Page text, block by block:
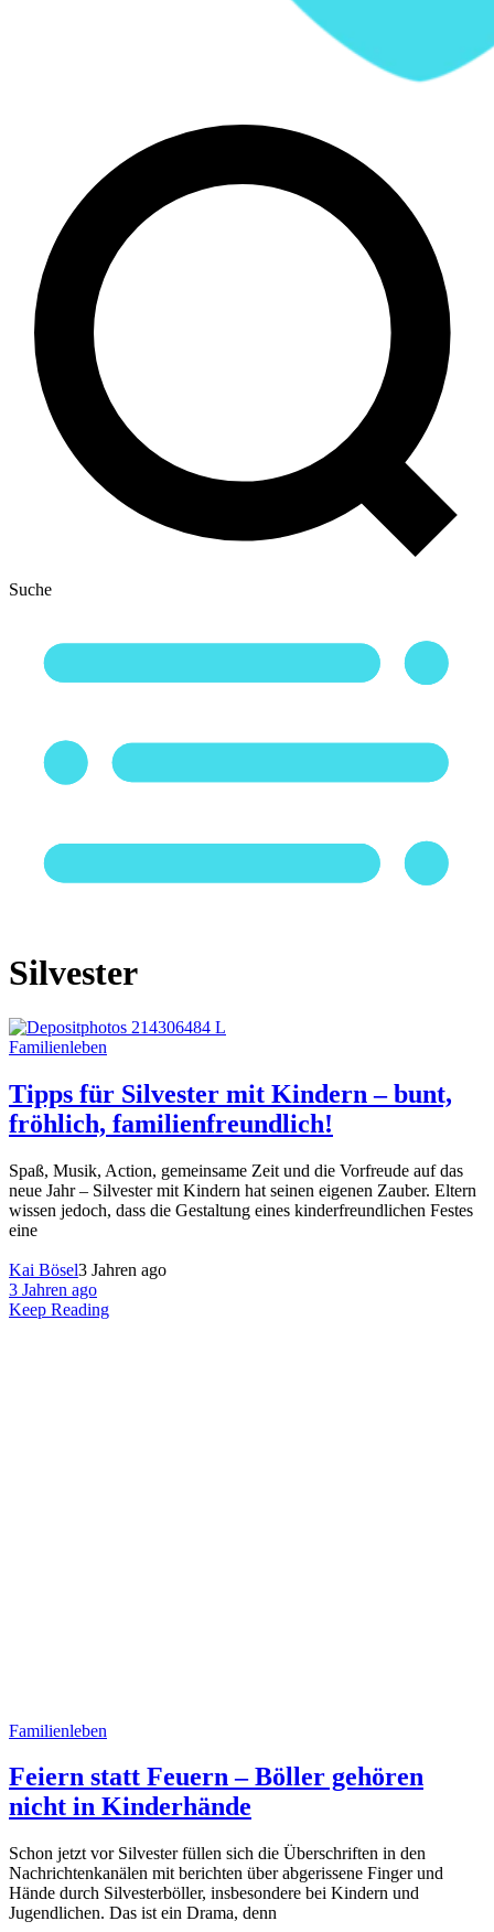
Suche
Silvester
Familienleben
Tipps für Silvester mit Kindern – bunt,
fröhlich, familienfreundlich!
Spaß, Musik, Action, gemeinsame Zeit und die Vorfreude auf das
neue Jahr – Silvester mit Kindern hat seinen eigenen Zauber. Eltern
wissen jedoch, dass die Gestaltung eines kinderfreundlichen Festes
eine
Kai Bösel3 Jahren ago
3 Jahren ago
Keep Reading
Familienleben
Feiern statt Feuern – Böller gehören
nicht in Kinderhände
Schon jetzt vor Silvester füllen sich die Überschriften in den
Nachrichtenkanälen mit berichten über abgerissene Finger und
Hände durch Silvesterböller, insbesondere bei Kindern und
Jugendlichen. Das ist ein Drama, denn